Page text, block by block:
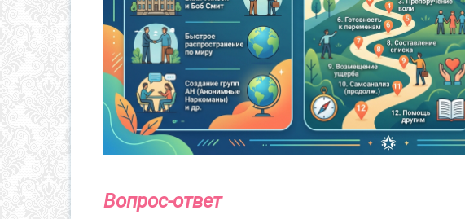
Вопрос-ответ